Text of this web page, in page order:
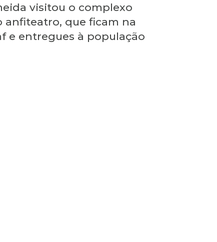
visitou o complexo
anfiteatro, que ficam na
e entregues à população